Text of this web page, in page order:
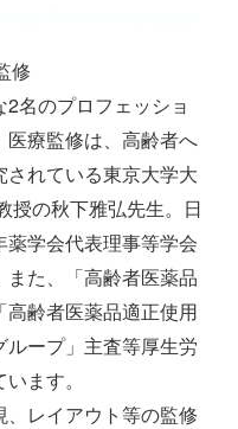
修
名のプロフェッショ
療監修は、高齢者へ
れている東京大学大
授の秋下雅弘先生。日
学会代表理事等学会
た、「高齢者医薬品
齢者医薬品適正使用
ープ」主査等厚生労
ます。
レイアウト等の監修